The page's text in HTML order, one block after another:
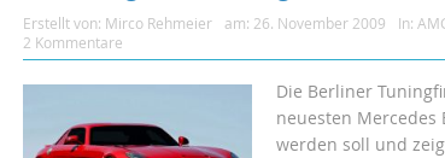
Erstellt von: Mirco Rehmeier am: 26. November 2009 In:
2 Kommentare
Die Berliner
neuesten Mercedes
werden soll und